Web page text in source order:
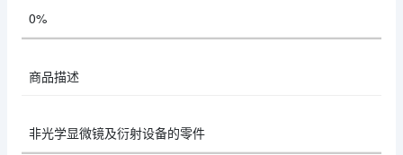
0%
商品描述
非光学显微镜及衍射设备的零件